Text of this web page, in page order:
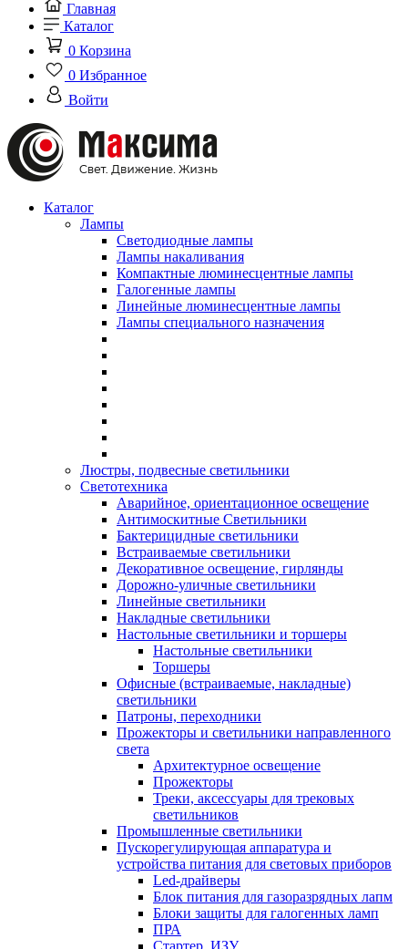
Главная
Каталог
0 Корзина
0 Избранное
Войти
Каталог
Лампы
Светодиодные лампы
Лампы накаливания
Компактные люминесцентные лампы
Галогенные лампы
Линейные люминесцентные лампы
Лампы специального назначения
Люстры, подвесные светильники
Светотехника
Аварийное, ориентационное освещение
Антимоскитные Светильники
Бактерицидные светильники
Встраиваемые светильники
Декоративное освещение, гирлянды
Дорожно-уличные светильники
Линейные светильники
Накладные светильники
Настольные светильники и торшеры
Настольные светильники
Торшеры
Офисные (встраиваемые, накладные)
светильники
Патроны, переходники
Прожекторы и светильники направленного
света
Архитектурное освещение
Прожекторы
Треки, аксессуары для трековых
светильников
Промышленные светильники
Пускорегулирующая аппаратура и
устройства питания для световых приборов
Led-драйверы
Блок питания для газоразрядных лапм
Блоки защиты для галогенных ламп
ПРА
Стартер, ИЗУ